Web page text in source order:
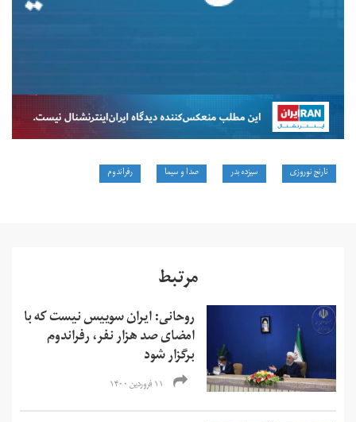
نارنج نوروزی سیزده بدر صدا و سیما رفراندوم
مرتبط
روحانی: ایران سوییس نیست که با
امضای صد هزار نفر، رفراندوم
برگزار شود
۱۱ فروردین ۱۴۰۰